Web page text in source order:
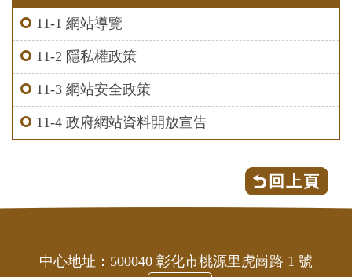
11-1 網站導覽
11-2 隱私權政策
11-3 網站安全政策
11-4 政府網站資料開放宣告
回上頁
中心地址：500040 彰化市桃源里虎崗路 1 號